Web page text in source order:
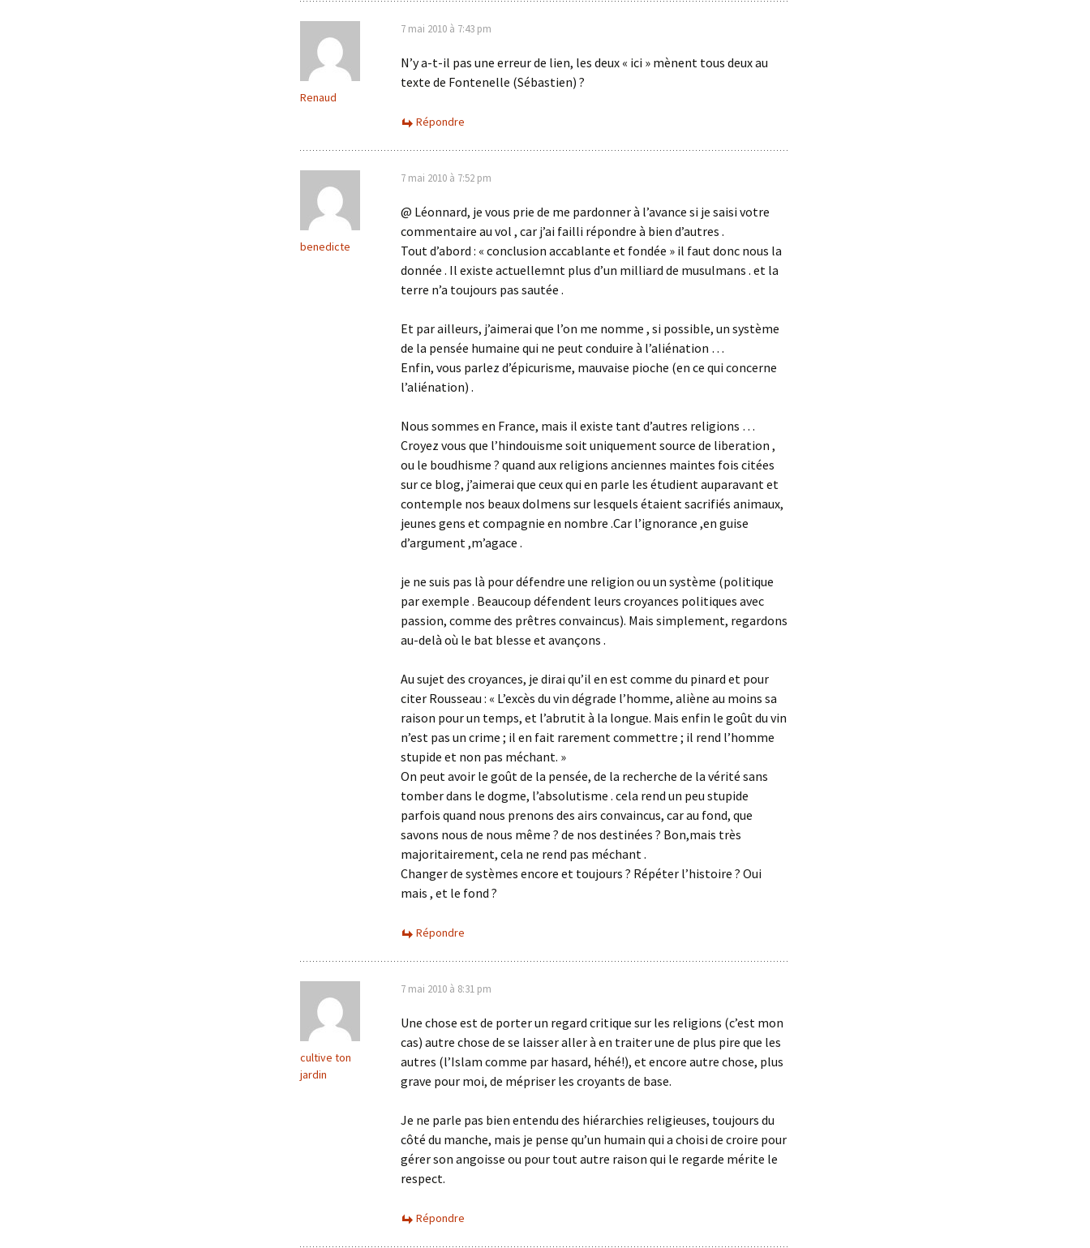
Renaud
7 mai 2010 à 7:43 pm
N’y a-t-il pas une erreur de lien, les deux « ici » mènent tous deux au
texte de Fontenelle (Sébastien) ?
Répondre
benedicte
7 mai 2010 à 7:52 pm
@ Léonnard, je vous prie de me pardonner à l’avance si je saisi votre
commentaire au vol , car j’ai failli répondre à bien d’autres .
Tout d’abord : « conclusion accablante et fondée » il faut donc nous la
donnée . Il existe actuellemnt plus d’un milliard de musulmans . et la
terre n’a toujours pas sautée .
Et par ailleurs, j’aimerai que l’on me nomme , si possible, un système
de la pensée humaine qui ne peut conduire à l’aliénation …
Enfin, vous parlez d’épicurisme, mauvaise pioche (en ce qui concerne
l’aliénation) .
Nous sommes en France, mais il existe tant d’autres religions …
Croyez vous que l’hindouisme soit uniquement source de liberation ,
ou le boudhisme ? quand aux religions anciennes maintes fois citées
sur ce blog, j’aimerai que ceux qui en parle les étudient auparavant et
contemple nos beaux dolmens sur lesquels étaient sacrifiés animaux,
jeunes gens et compagnie en nombre .Car l’ignorance ,en guise
d’argument ,m’agace .
je ne suis pas là pour défendre une religion ou un système (politique
par exemple . Beaucoup défendent leurs croyances politiques avec
passion, comme des prêtres convaincus). Mais simplement, regardons
au-delà où le bat blesse et avançons .
Au sujet des croyances, je dirai qu’il en est comme du pinard et pour
citer Rousseau : « L’excès du vin dégrade l’homme, aliène au moins sa
raison pour un temps, et l’abrutit à la longue. Mais enfin le goût du vin
n’est pas un crime ; il en fait rarement commettre ; il rend l’homme
stupide et non pas méchant. »
On peut avoir le goût de la pensée, de la recherche de la vérité sans
tomber dans le dogme, l’absolutisme . cela rend un peu stupide
parfois quand nous prenons des airs convaincus, car au fond, que
savons nous de nous même ? de nos destinées ? Bon,mais très
majoritairement, cela ne rend pas méchant .
Changer de systèmes encore et toujours ? Répéter l’histoire ? Oui
mais , et le fond ?
Répondre
cultive ton
jardin
7 mai 2010 à 8:31 pm
Une chose est de porter un regard critique sur les religions (c’est mon
cas) autre chose de se laisser aller à en traiter une de plus pire que les
autres (l’Islam comme par hasard, héhé!), et encore autre chose, plus
grave pour moi, de mépriser les croyants de base.
Je ne parle pas bien entendu des hiérarchies religieuses, toujours du
côté du manche, mais je pense qu’un humain qui a choisi de croire pour
gérer son angoisse ou pour tout autre raison qui le regarde mérite le
respect.
Répondre